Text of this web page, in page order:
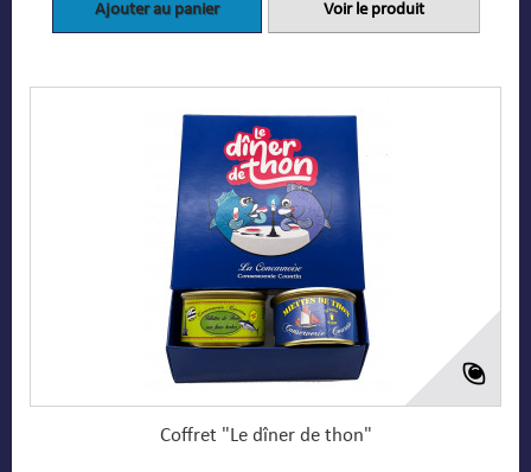
Ajouter au panier Voir le produit
Coffret "Le dîner de thon"